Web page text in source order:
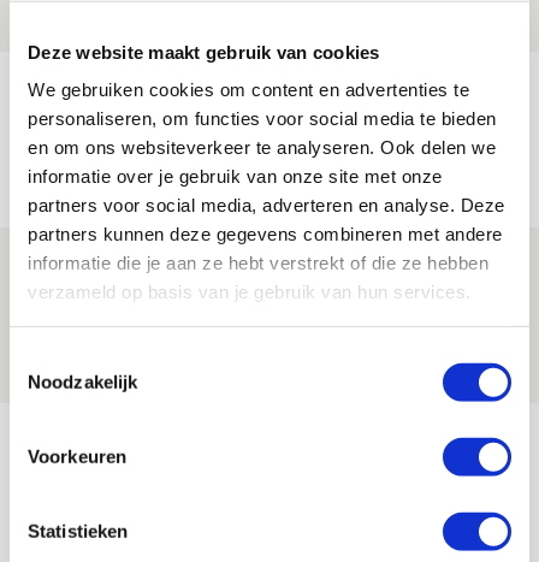
Deze website maakt gebruik van cookies
We gebruiken cookies om content en advertenties te
personaliseren, om functies voor social media te bieden
en om ons websiteverkeer te analyseren. Ook delen we
informatie over je gebruik van onze site met onze
partners voor social media, adverteren en analyse. Deze
partners kunnen deze gegevens combineren met andere
informatie die je aan ze hebt verstrekt of die ze hebben
verzameld op basis van je gebruik van hun services.
Noodzakelijk
Voorkeuren
Statistieken
Míchels elf: met welke formatie begin
jij aan nieuw eredivisieseizoen?
Spelen bij Jong Ajax of Ajax 1? Dat
maakt Abdalla ‘geen reet’ uit
Selectiedag ballenjongens/-meiden